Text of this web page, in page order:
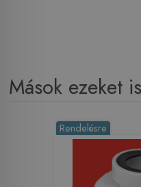
Mások ezeket
Rendelésre